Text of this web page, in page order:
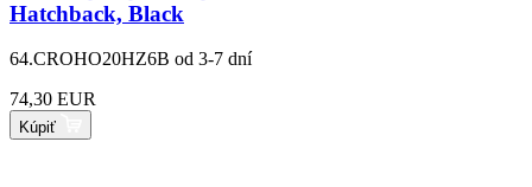
Hatchback, Black
64.CROHO20HZ6B od 3-7 dní
74,30 EUR
Kúpiť